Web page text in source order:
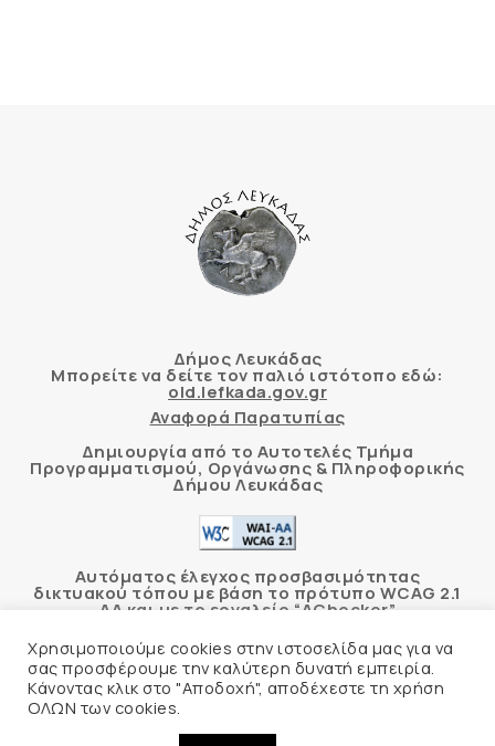
Δήμος Λευκάδας
Μπορείτε να δείτε τον παλιό ιστότοπο εδώ:
old.lefkada.gov.gr
Αναφορά Παρατυπίας
Δημιουργία από το Αυτοτελές Τμήμα
Προγραμματισμού, Οργάνωσης & Πληροφορικής
Δήμου Λευκάδας
Αυτόματος έλεγχος προσβασιμότητας
δικτυακού τόπου με βάση το πρότυπο WCAG 2.1
AA και με το εργαλείο “AChecker”
Δήλωση Προσβασιμότητας
© 2026 Δήμος Λευκάδας –
Προσωπικών Δεδομένων
Χρησιμοποιούμε cookies στην ιστοσελίδα μας για να
σας προσφέρουμε την καλύτερη δυνατή εμπειρία.
Κάνοντας κλικ στο "Αποδοχή", αποδέχεστε τη χρήση
ΟΛΩΝ των cookies.